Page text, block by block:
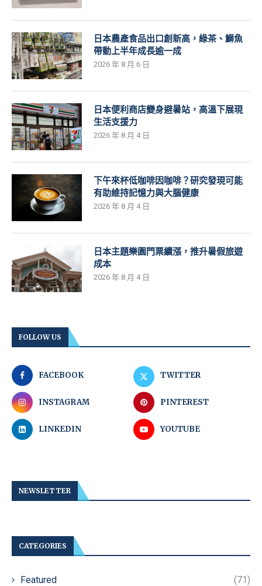
日本農產食品出口創新高，綠茶、鰤魚
帶動上半年成長逾一成
2026 年 8 月 6 日
日本便利商店變身避暑站，高溫下展現
生活支援力
2026 年 8 月 4 日
下午來杯低咖啡因咖啡？研究發現可能
有助維持記憶力與大腦健康
2026 年 8 月 4 日
日本主題樂園門票續漲，推升暑假旅遊
成本
2026 年 8 月 4 日
FOLLOW US
FACEBOOK TWITTER
INSTAGRAM PINTEREST
LINKEDIN YOUTUBE
NEWSLETTER
CATEGORIES
Featured (71)